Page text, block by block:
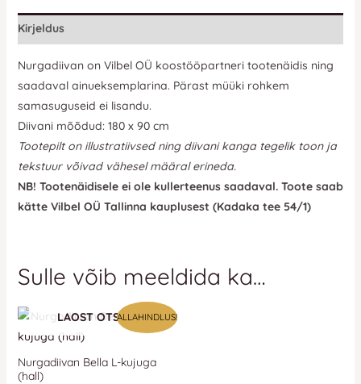
Kirjeldus
Nurgadiivan on Vilbel OÜ koostööpartneri tootenäidis ning
saadaval ainueksemplarina. Pärast müüki rohkem
samasuguseid ei lisandu.
Diivani mõõdud: 180 x 90 cm
Tootepilt on illustratiivsed ning diivani kanga tegelik toon ja
tekstuur võivad vähesel määral erineda.
NB! Tootenäidisele ei ole kullerteenus saadaval. Toote saab
kätte Vilbel OÜ Tallinna kauplusest (Kadaka tee 54/1)
Sulle võib meeldida ka…
ALLAHINDLUS!
LAOST OTSAS
Nurgadiivan Bella L-kujuga
(hall)
Algne
hind
oli:
Praegune
hind
on: